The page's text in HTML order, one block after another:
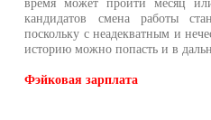
кандидатов смена работы
поскольку с неадекватным и
историю можно попасть и в
Фэйковая зарплата